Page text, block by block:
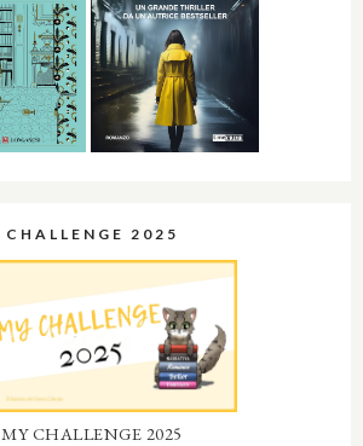
CHALLENGE 2025
MY CHALLENGE 2025